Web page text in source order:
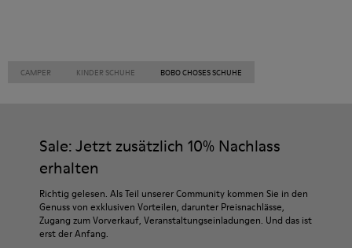
CAMPER KINDER SCHUHE BOBO CHOSES SCHUHE
Sale: Jetzt zusätzlich 10% Nachlass
erhalten
Richtig gelesen. Als Teil unserer Community kommen Sie in den
Genuss von exklusiven Vorteilen, darunter Preisnachlässe,
Zugang zum Vorverkauf, Veranstaltungseinladungen. Und das ist
erst der Anfang.